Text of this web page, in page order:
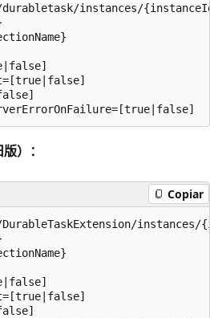
durabletask/instances/
）：
Copiar
DurableTaskExtension/